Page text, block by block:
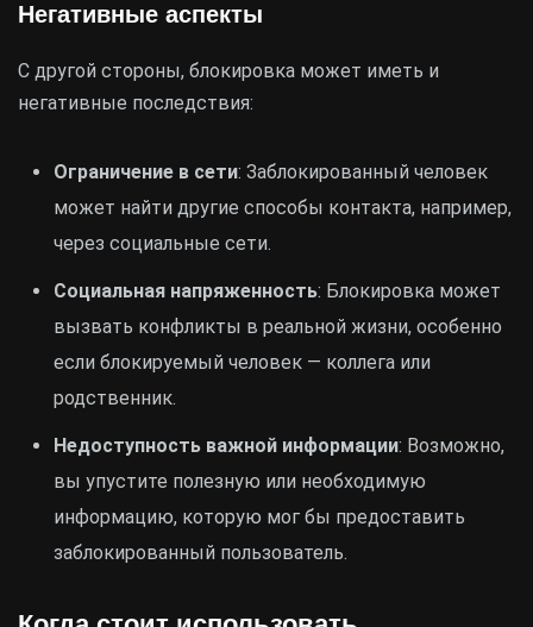
Негативные аспекты
С другой стороны, блокировка может иметь и
негативные последствия:
Ограничение в сети: Заблокированный человек
может найти другие способы контакта, например,
через социальные сети.
Социальная напряженность: Блокировка может
вызвать конфликты в реальной жизни, особенно
если блокируемый человек — коллега или
родственник.
Недоступность важной информации: Возможно,
вы упустите полезную или необходимую
информацию, которую мог бы предоставить
заблокированный пользователь.